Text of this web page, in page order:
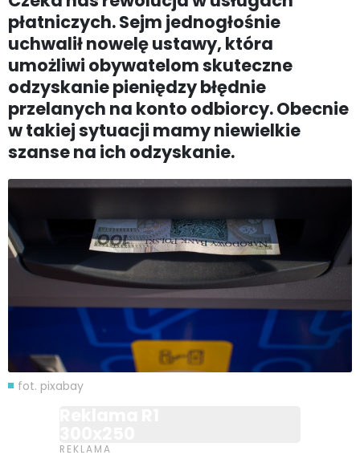
płatniczych. Sejm jednogłośnie
uchwalił nowelę ustawy, która
umożliwi obywatelom skuteczne
odzyskanie pieniędzy błędnie
przelanych na konto odbiorcy. Obecnie
w takiej sytuacji mamy niewielkie
szanse na ich odzyskanie.
fot. pixabay